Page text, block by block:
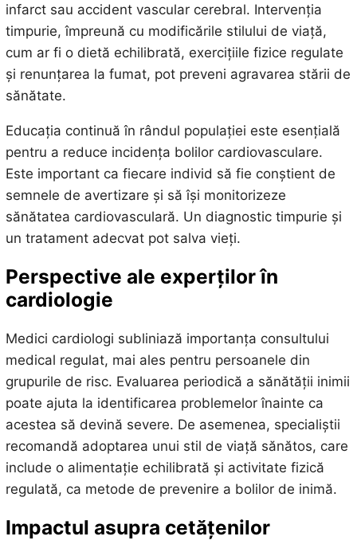
infarct sau accident vascular cerebral. Intervenția
timpurie, împreună cu modificările stilului de viață,
cum ar fi o dietă echilibrată, exercițiile fizice regulate
și renunțarea la fumat, pot preveni agravarea stării de
sănătate.
Educația continuă în rândul populației este esențială
pentru a reduce incidența bolilor cardiovasculare.
Este important ca fiecare individ să fie conștient de
semnele de avertizare și să își monitorizeze
sănătatea cardiovasculară. Un diagnostic timpurie și
un tratament adecvat pot salva vieți.
Perspective ale experților în
cardiologie
Medici cardiologi subliniază importanța consultului
medical regulat, mai ales pentru persoanele din
grupurile de risc. Evaluarea periodică a sănătății inimii
poate ajuta la identificarea problemelor înainte ca
acestea să devină severe. De asemenea, specialiștii
recomandă adoptarea unui stil de viață sănătos, care
include o alimentație echilibrată și activitate fizică
regulată, ca metode de prevenire a bolilor de inimă.
Impactul asupra cetățenilor